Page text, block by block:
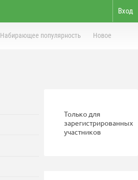
Вход
Набирающее популярность Новое
Только для
зарегистрированных
участников